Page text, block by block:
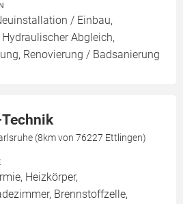
/ Einbau,
Abgleich,
Renovierung / Badsanierung
(8km von 76227 Ettlingen)
Heizkörper,
Brennstoffzelle,